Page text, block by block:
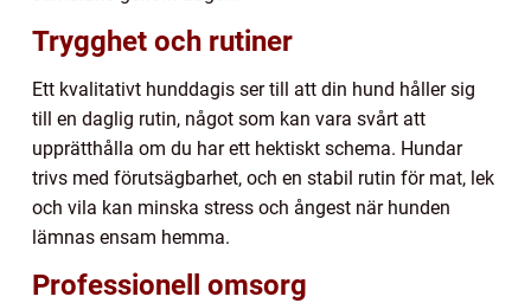
Trygghet och rutiner
Ett kvalitativt hunddagis ser till att din hund håller sig
till en daglig rutin, något som kan vara svårt att
upprätthålla om du har ett hektiskt schema. Hundar
trivs med förutsägbarhet, och en stabil rutin för mat, lek
och vila kan minska stress och ångest när hunden
lämnas ensam hemma.
Professionell omsorg